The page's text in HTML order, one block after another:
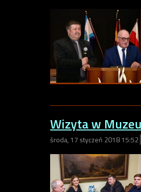
Wizyta w
środa, 17 styczeń 2018 15:52